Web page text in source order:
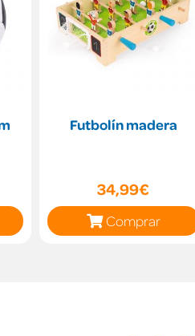
Futbolín madera
34,99€
Comprar